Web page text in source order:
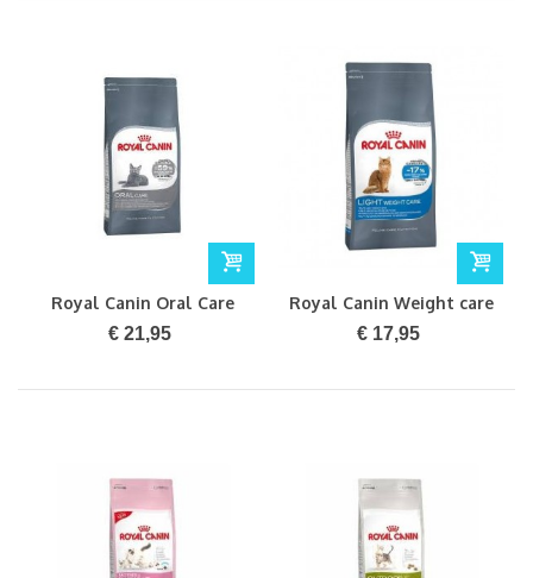
Royal Canin Oral Care
1,5kg
€ 21,95
Royal Canin Weight care
2kg
€ 17,95